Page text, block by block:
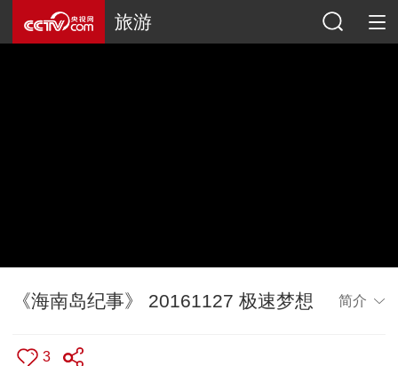
旅游
《海南岛纪事》 20161127 极速梦想 简介
3